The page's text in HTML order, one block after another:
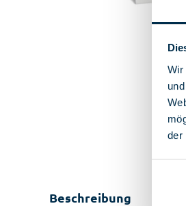
Wir
der
Beschreibung